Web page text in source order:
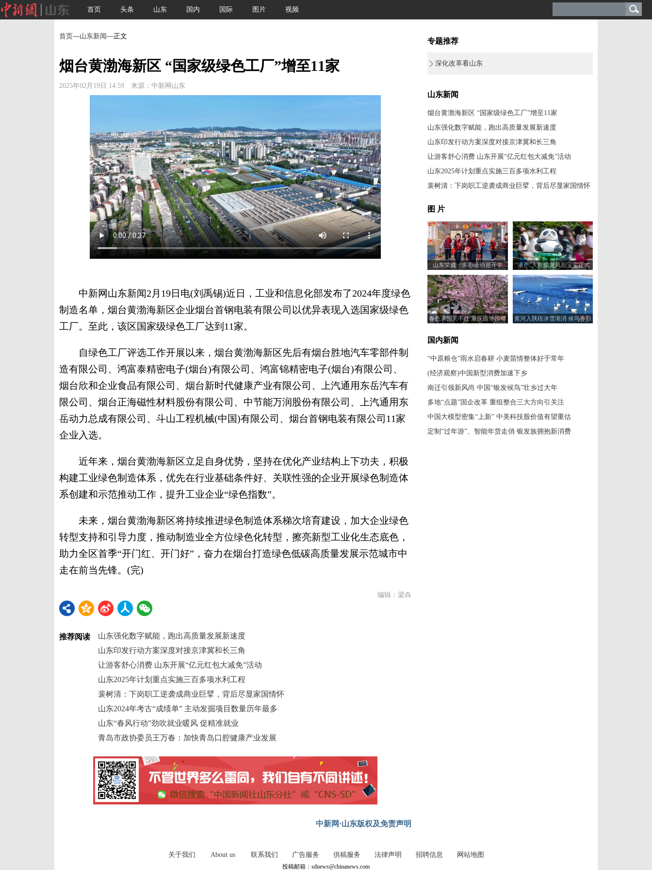
首页 头条 山东 国内 国际 图片 视频
首页—山东新闻—正文
烟台黄渤海新区 “国家级绿色工厂”增至11家
2025年02月19日 14:59 来源：中新网山东
中新网山东新闻2月19日电(刘禹锡)近日，工业和信息化部发布了2024年度绿色
制造名单，烟台黄渤海新区企业烟台首钢电装有限公司以优异表现入选国家级绿色
工厂。至此，该区国家级绿色工厂达到11家。
自绿色工厂评选工作开展以来，烟台黄渤海新区先后有烟台胜地汽车零部件制
造有限公司、鸿富泰精密电子(烟台)有限公司、鸿富锦精密电子(烟台)有限公司、
烟台欣和企业食品有限公司、烟台新时代健康产业有限公司、上汽通用东岳汽车有
限公司、烟台正海磁性材料股份有限公司、中节能万润股份有限公司、上汽通用东
岳动力总成有限公司、斗山工程机械(中国)有限公司、烟台首钢电装有限公司11家
企业入选。
近年来，烟台黄渤海新区立足自身优势，坚持在优化产业结构上下功夫，积极
构建工业绿色制造体系，优先在行业基础条件好、关联性强的企业开展绿色制造体
系创建和示范推动工作，提升工业企业“绿色指数”。
未来，烟台黄渤海新区将持续推进绿色制造体系梯次培育建设，加大企业绿色
转型支持和引导力度，推动制造业全方位绿色化转型，擦亮新型工业化生态底色，
助力全区首季“开门红、开门好”，奋力在烟台打造绿色低碳高质量发展示范城市中
走在前当先锋。(完)
编辑：梁犇
推荐阅读
山东强化数字赋能，跑出高质量发展新速度
山东印发行动方案深度对接京津冀和长三角
让游客舒心消费 山东开展“亿元红包大减免”活动
山东2025年计划重点实施三百多项水利工程
裴树清：下岗职工逆袭成商业巨擘，背后尽显家国情怀
山东2024年考古“成绩单” 主动发掘项目数量历年最多
山东“春风行动”劲吹就业暖风 促精准就业
青岛市政协委员王万春：加快青岛口腔健康产业发展
中新网·山东版权及免责声明
专题推荐
深化改革看山东
山东新闻
烟台黄渤海新区 “国家级绿色工厂”增至11家
山东强化数字赋能，跑出高质量发展新速度
山东印发行动方案深度对接京津冀和长三角
让游客舒心消费 山东开展“亿元红包大减免”活动
山东2025年计划重点实施三百多项水利工程
裴树清：下岗职工逆袭成商业巨擘，背后尽显家国情怀
图 片
山东荣成：多彩活动迎开学
“港产”大熊猫龙凤胎宝宝正式
与公众见面
春色满园关不住 重庆园博园樱
黄河入陕段冰雪渐消 候鸟春归
国内新闻
“中原粮仓”雨水启春耕 小麦苗情整体好于常年
(经济观察)中国新型消费加速下乡
南迁引领新风尚 中国“银发候鸟”壮乡过大年
多地“点题”国企改革 重组整合三大方向引关注
中国大模型密集“上新” 中美科技股价值有望重估
定制“过年游”、智能年货走俏 银发族拥抱新消费
关于我们 About us 联系我们 广告服务 供稿服务 法律声明 招聘信息 网站地图
投稿邮箱：sdnews@chinanews.com